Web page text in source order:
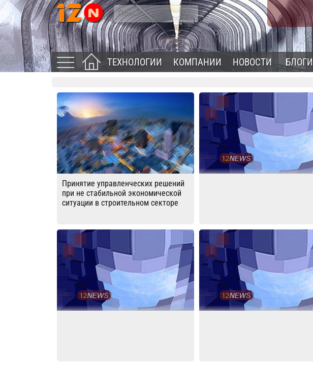
ТЕХНОЛОГИИ КОМПАНИИ НОВОСТИ БЛОГИ
Принятие управленческих решений
при не стабильной экономической
ситуации в строительном секторе